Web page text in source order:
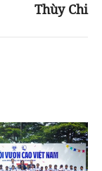
Thùy Chi